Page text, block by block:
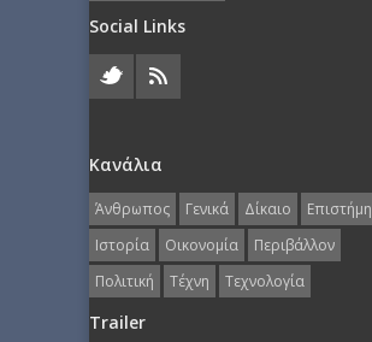
Social Links
Κανάλια
Άνθρωπος Γενικά Δίκαιο
Επιστήμη
Ιστορία
Οικονομία
Περιβάλλον
Πολιτική
Τέχνη Τεχνολογία
Trailer